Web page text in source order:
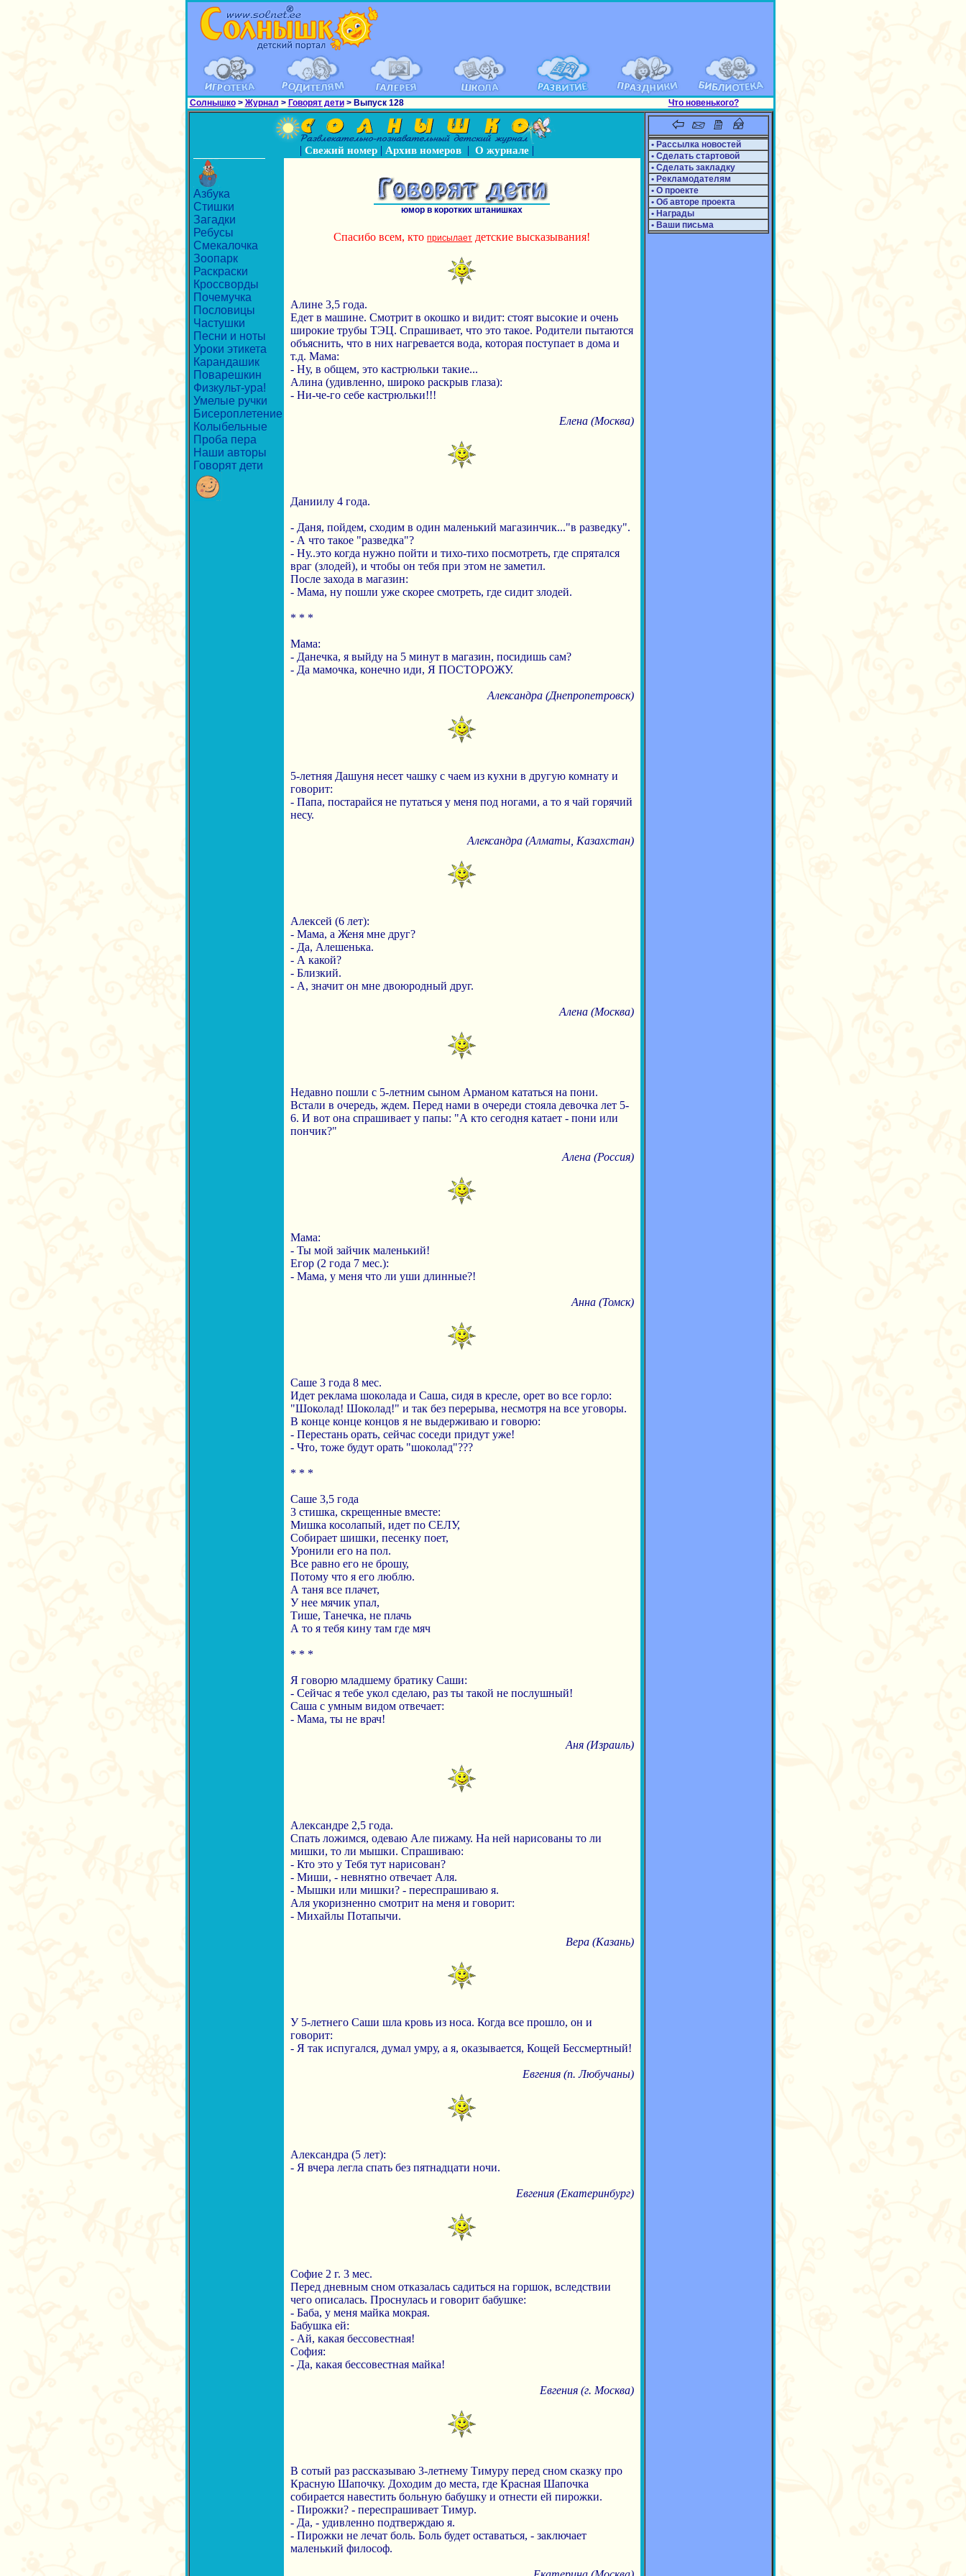
Солнышко> Журнал > Говорят дети> Выпуск 128 Что новенького?
| Свежий номер| Архив номеров| О журнале|
Азбука
Стишки
Загадки
Ребусы
Смекалочка
Зоопарк
Раскраски
Кроссворды
Почемучка
Пословицы
Частушки
Песни и ноты
Уроки этикета
Карандашик
Поварешкин
Физкульт-ура!
Умелые ручки
Бисероплетение
Колыбельные
Проба пера
Наши авторы
Говорят дети
юмор в коротких штанишках
Спасибо всем, кто присылает детские высказывания!
Алине 3,5 года.
Едет в машине. Смотрит в окошко и видит: стоят высокие и очень
широкие трубы ТЭЦ. Спрашивает, что это такое. Родители пытаются
объяснить, что в них нагревается вода, которая поступает в дома и
т.д. Мама:
- Ну, в общем, это кастрюльки такие...
Алина (удивленно, широко раскрыв глаза):
- Ни-че-го себе кастрюльки!!!
Елена (Москва)
Даниилу 4 года.
- Даня, пойдем, сходим в один маленький магазинчик..."в разведку".
- А что такое "разведка"?
- Ну..это когда нужно пойти и тихо-тихо посмотреть, где спрятался
враг (злодей), и чтобы он тебя при этом не заметил.
После захода в магазин:
- Мама, ну пошли уже скорее смотреть, где сидит злодей.
* * *
Мама:
- Данечка, я выйду на 5 минут в магазин, посидишь сам?
- Да мамочка, конечно иди, Я ПОСТОРОЖУ.
Александра (Днепропетровск)
5-летняя Дашуня несет чашку с чаем из кухни в другую комнату и
говорит:
- Папа, постарайся не путаться у меня под ногами, а то я чай горячий
несу.
Александра (Алматы, Казахстан)
Алексей (6 лет):
- Мама, а Женя мне друг?
- Да, Алешенька.
- А какой?
- Близкий.
- А, значит он мне двоюродный друг.
Алена (Москва)
Недавно пошли с 5-летним сыном Арманом кататься на пони.
Встали в очередь, ждем. Перед нами в очереди стояла девочка лет 5-
6. И вот она спрашивает у папы: "А кто сегодня катает - пони или
пончик?"
Алена (Россия)
Мама:
- Ты мой зайчик маленький!
Егор (2 года 7 мес.):
- Мама, у меня что ли уши длинные?!
Анна (Томск)
Саше 3 года 8 мес.
Идет реклама шоколада и Саша, сидя в кресле, орет во все горло:
"Шоколад! Шоколад!" и так без перерыва, несмотря на все уговоры.
В конце конце концов я не выдерживаю и говорю:
- Перестань орать, сейчас соседи придут уже!
- Что, тоже будут орать "шоколад"???
* * *
Саше 3,5 года
3 стишка, скрещенные вместе:
Мишка косолапый, идет по СЕЛУ,
Собирает шишки, песенку поет,
Уронили его на пол.
Все равно его не брошу,
Потому что я его люблю.
А таня все плачет,
У нее мячик упал,
Тише, Танечка, не плачь
А то я тебя кину там где мяч
* * *
Я говорю младшему братику Саши:
- Сейчас я тебе укол сделаю, раз ты такой не послушный!
Саша с умным видом отвечает:
- Мама, ты не врач!
Аня (Израиль)
Александре 2,5 года.
Спать ложимся, одеваю Але пижаму. На ней нарисованы то ли
мишки, то ли мышки. Спрашиваю:
- Кто это у Тебя тут нарисован?
- Миши, - невнятно отвечает Аля.
- Мышки или мишки? - переспрашиваю я.
Аля укоризненно смотрит на меня и говорит:
- Михайлы Потапычи.
Вера (Казань)
У 5-летнего Саши шла кровь из носа. Когда все прошло, он и
говорит:
- Я так испугался, думал умру, а я, оказывается, Кощей Бессмертный!
Евгения (п. Любучаны)
Александра (5 лет):
- Я вчера легла спать без пятнадцати ночи.
Евгения (Екатеринбург)
Софие 2 г. 3 мес.
Перед дневным сном отказалась садиться на горшок, вследствии
чего описалась. Проснулась и говорит бабушке:
- Баба, у меня майка мокрая.
Бабушка ей:
- Ай, какая бессовестная!
София:
- Да, какая бессовестная майка!
Евгения (г. Москва)
В сотый раз рассказываю 3-летнему Тимуру перед сном сказку про
Красную Шапочку. Доходим до места, где Красная Шапочка
собирается навестить больную бабушку и отнести ей пирожки.
- Пирожки? - переспрашивает Тимур.
- Да, - удивленно подтверждаю я.
- Пирожки не лечат боль. Боль будет оставаться, - заключает
маленький философ.
• Рассылка новостей
• Сделать стартовой
• Сделать закладку
• Рекламодателям
• О проекте
• Об авторе проекта
• Награды
• Ваши письма